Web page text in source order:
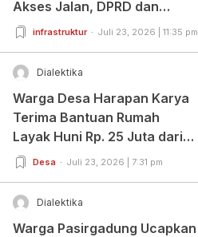
Akses Jalan, DPRD dan
Warga Beri Apresiasi
infrastruktur Juli 23, 2026 | 11:35 pm
Dialektika
Warga Desa Harapan Karya
Terima Bantuan Rumah
Layak Huni Rp. 25 Juta dari
BAZNAS Banten
Desa Juli 23, 2026 | 7:31 pm
Dialektika
Warga Pasirgadung Ucapkan